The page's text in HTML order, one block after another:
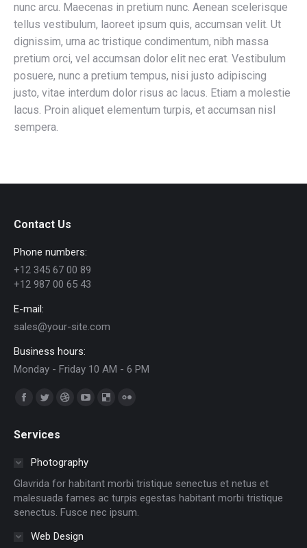
nunc arcu. Maecenas in pretium nunc. Aenean scelerisque
tellus vestibulum, laoreet ipsum quis, accumsan velit. Ut
dignissim, urna ac tristique condimentum, nibh massa
pretium orci, vel accumsan dolor elit nec erat. Vestibulum
posuere, nunc a pretium tempus, nisi justo adipiscing
justo, vitae interdum dolor risus ac lacus. Etiam a molestie
lacus. Proin aliquet elementum turpis, et accumsan nisl
sempera.
Contact Us
Phone numbers:
+12 345 67 00 89
+12 987 00 65 43
E-mail:
sales@your-site.com
Business hours:
Monday - Friday 10 AM - 6 PM
Find us on:
Facebook
opens
window
Twitter
opens
in
window
Dribbble
in
window
YouTube
in
window
Delicious
windowwindow
Services
Photography
Glavrida for habitant morbi tristique senectus et netus et
malesuada fames ac turpis egestas habitant morbi tristique
senectus. Fusce nec ipsum.
Web Design